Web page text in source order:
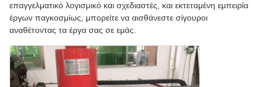
επαγγελματικό λογισμικό και σχεδιαστές, και εκτεταμένη εμπειρία
έργων παγκοσμίως, μπορείτε να αισθάνεστε σίγουροι
αναθέτοντας τα έργα σας σε εμάς.